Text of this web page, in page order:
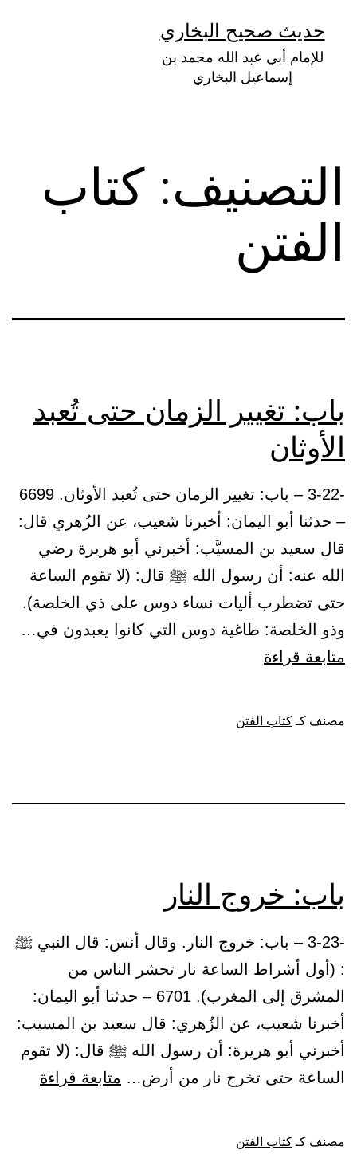
المحتوى
حديث صحيح البخاري
للإمام أبي عبد الله محمد بن
إسماعيل البخاري
التصنيف:كتاب
الفتن
باب: تغيير الزمان حتى تُعبد
الأوثان
-3-22 – باب: تغيير الزمان حتى تُعبد الأوثان. 6699
– حدثنا أبو اليمان: أخبرنا شعيب، عن الزُهري قال:
قال سعيد بن المسيَّب: أخبرني أبو هريرة رضي
الله عنه: أن رسول الله ﷺ قال: (لا تقوم الساعة
حتى تضطرب أليات نساء دوس على ذي الخلصة).
وذو الخلصة: طاغية دوس التي كانوا يعبدون في…
متابعة قراءة
الزمان
مصنف كـكتاب الفتن
باب: خروج النار
-3-23 – باب: خروج النار. وقال أنس: قال النبي ﷺ
: (أول أشراط الساعة نار تحشر الناس من
المشرق إلى المغرب). 6701 – حدثنا أبو اليمان:
أخبرنا شعيب، عن الزُهري: قال سعيد بن المسيب:
أخبرني أبو هريرة: أن رسول الله ﷺ قال: (لا تقوم
الساعة حتى تخرج نار من أرض… متابعة قراءة
مصنف كـكتاب الفتن